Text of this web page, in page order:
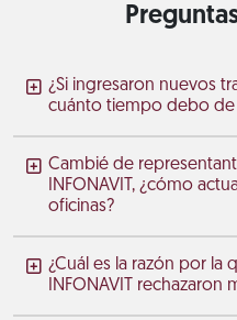
¿Si ingresaron nuevos
cuánto tiempo debo de
Cambié de
INFONAVIT, ¿cómo
oficinas?
¿Cuál es la razón por la
INFONAVIT rechazaron